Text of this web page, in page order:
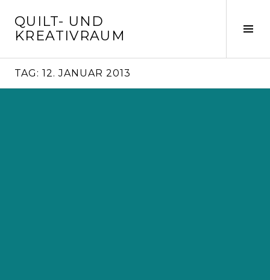
zum
Inhalt
QUILT- UND
KREATIVRAUM
TAG: 12. JANUAR 2013